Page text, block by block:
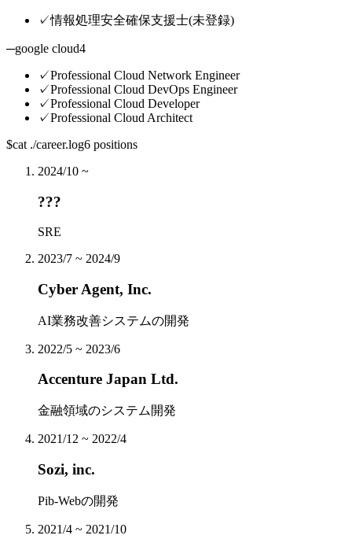
✓情報処理安全確保支援士(未登録)
─google cloud4
✓Professional Cloud Network Engineer
✓Professional Cloud DevOps Engineer
✓Professional Cloud Developer
✓Professional Cloud Architect
$cat ./career.log6 positions
2024/10 ~
???
SRE
2023/7 ~ 2024/9
Cyber Agent, Inc.
AI業務改善システムの開発
2022/5 ~ 2023/6
Accenture Japan Ltd.
金融領域のシステム開発
2021/12 ~ 2022/4
Sozi, inc.
Pib-Webの開発
2021/4 ~ 2021/10